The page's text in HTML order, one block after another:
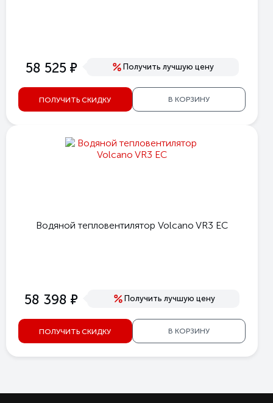
58 525 е Получить лучшую цену
ПОЛУЧИТЬ СКИДКУ В КОРЗИНУ
Водяной тепловентилятор Volcano VR3 EC
58 398 е Получить лучшую цену
ПОЛУЧИТЬ СКИДКУ В КОРЗИНУ